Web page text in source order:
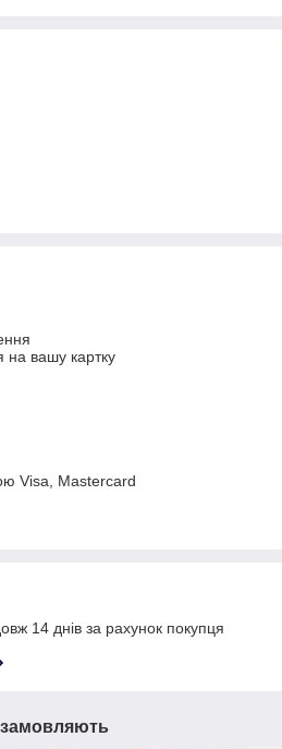
на вашу картку
Visa, Mastercard
14 днів за рахунок покупця